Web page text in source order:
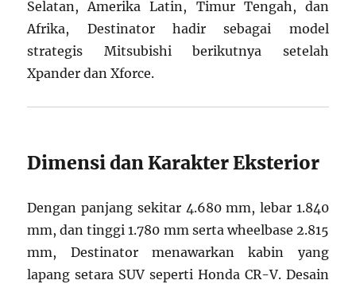
Selatan, Amerika Latin, Timur Tengah, dan
Afrika, Destinator hadir sebagai model
strategis Mitsubishi berikutnya setelah
Xpander dan Xforce.
Dimensi dan Karakter Eksterior
Dengan panjang sekitar 4.680 mm, lebar 1.840
mm, dan tinggi 1.780 mm serta wheelbase 2.815
mm, Destinator menawarkan kabin yang
lapang setara SUV seperti Honda CR-V. Desain